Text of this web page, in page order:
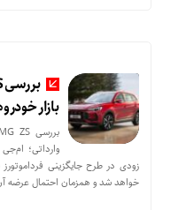
بازار
خواهد شد و همزمان احتمال عرضه آن